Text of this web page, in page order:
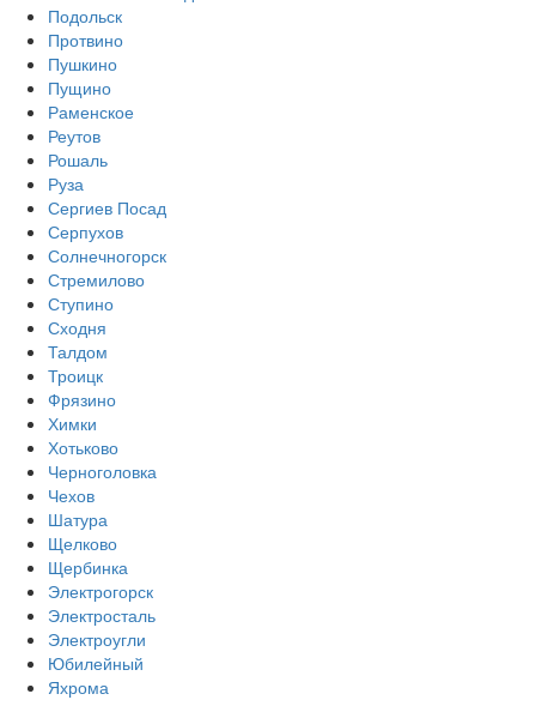
Подольск
Протвино
Пушкино
Пущино
Раменское
Реутов
Рошаль
Руза
Сергиев Посад
Серпухов
Солнечногорск
Стремилово
Ступино
Сходня
Талдом
Троицк
Фрязино
Химки
Хотьково
Черноголовка
Чехов
Шатура
Щелково
Щербинка
Электрогорск
Электросталь
Электроугли
Юбилейный
Яхрома